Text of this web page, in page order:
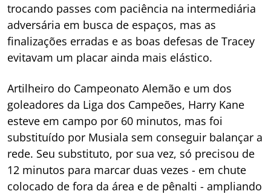
trocando passes com paciência na intermediária
adversária em busca de espaços, mas as
finalizações erradas e as boas defesas de Tracey
evitavam um placar ainda mais elástico.
Artilheiro do Campeonato Alemão e um dos
goleadores da Liga dos Campeões, Harry Kane
esteve em campo por 60 minutos, mas foi
substituído por Musiala sem conseguir balançar a
rede. Seu substituto, por sua vez, só precisou de
12 minutos para marcar duas vezes - em chute
colocado de fora da área e de pênalti - ampliando